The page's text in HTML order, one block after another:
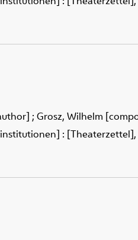
; Grosz, Wilhelm
: [Theaterzettel],